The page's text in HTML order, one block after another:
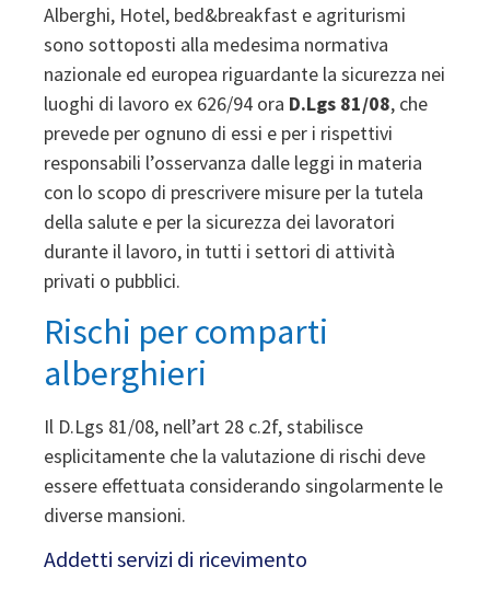
Alberghi, Hotel, bed&breakfast e agriturismi
sono sottoposti alla medesima normativa
nazionale ed europea riguardante la sicurezza nei
luoghi di lavoro ex 626/94 ora D.Lgs 81/08, che
prevede per ognuno di essi e per i rispettivi
responsabili l’osservanza dalle leggi in materia
con lo scopo di prescrivere misure per la tutela
della salute e per la sicurezza dei lavoratori
durante il lavoro, in tutti i settori di attività
privati o pubblici.
Rischi per comparti
alberghieri
Il D.Lgs 81/08, nell’art 28 c.2f, stabilisce
esplicitamente che la valutazione di rischi deve
essere effettuata considerando singolarmente le
diverse mansioni.
Addetti servizi di ricevimento